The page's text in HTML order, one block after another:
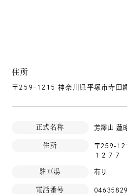
住所
〒259-1215 神奈川県平塚市寺田
正式名称 芳澤山 蓮
住所
〒259-
１２７７
駐車場 有り
電話番号